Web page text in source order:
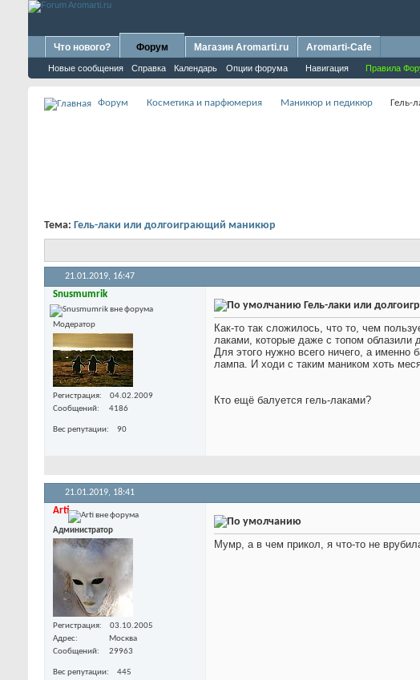
Что нового? Форум
Новые сообщения Справка Календарь Опции форума Навигация Правила
Магазин Aromarti.ru Aromarti-Cafe
Форум Косметика и парфюмерия Маникюр и педикюр Гель-
Тема: Гель-лаки или долгоиграющий маникюр
21.01.2019, 16:47
Snusmumrik
Модератор
Регистрация
04.02.2009
Сообщений
4186
Вес репутации 90
Гель-лаки или
Как-то так сложилось, что то, чем
лаками, которые даже с топом облазили
Для этого нужно всего ничего, а именно
лампа. И ходи с таким маником хоть
Кто ещё балуется гель-лаками?
21.01.2019, 18:41
Arti
Администратор
Регистрация
03.10.2005
Адрес
Москва
Сообщений
29963
Вес репутации 445
Мумр, а в чем прикол, я что-то не